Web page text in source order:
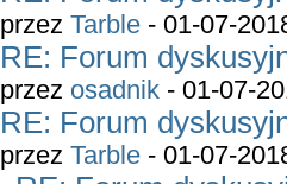
przez Tarble - 01-07-
RE: Forum
przez osadnik - 01-07-
RE: Forum
przez Tarble - 01-07-